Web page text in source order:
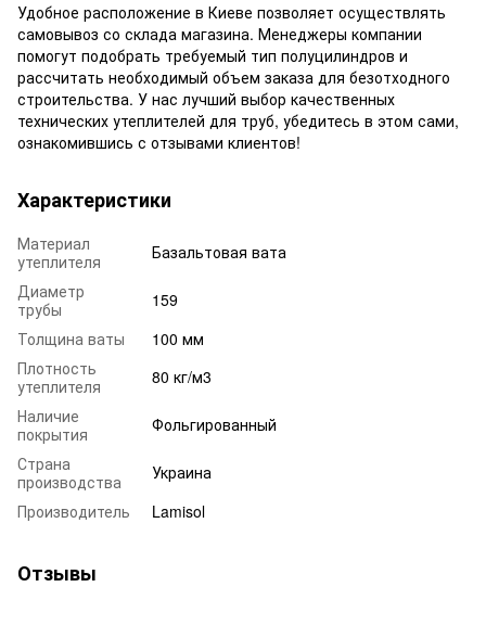
Удобное расположение в Киеве позволяет осуществлять
самовывоз со склада магазина. Менеджеры компании
помогут подобрать требуемый тип полуцилиндров и
рассчитать необходимый объем заказа для безотходного
строительства. У нас лучший выбор качественных
технических утеплителей для труб, убедитесь в этом сами,
ознакомившись с отзывами клиентов!
Характеристики
Материал
утеплителя
Базальтовая вата
Диаметр
трубы
159
Толщина ваты
100 мм
Плотность
утеплителя
80 кг/м3
Наличие
покрытия
Фольгированный
Страна
производства
Украина
Производитель
Lamisol
Отзывы